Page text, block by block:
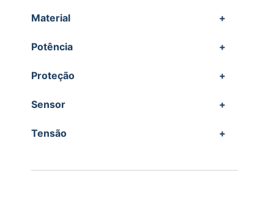
Material +
Potência +
Proteção +
Sensor +
Tensão +